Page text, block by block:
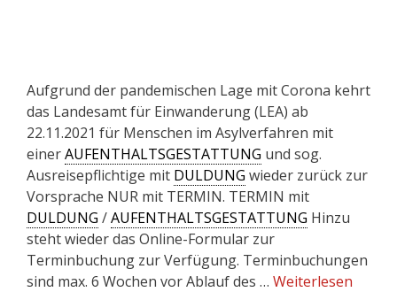
Aufgrund der pandemischen Lage mit Corona kehrt
das Landesamt für Einwanderung (LEA) ab
22.11.2021 für Menschen im Asylverfahren mit
einerAUFENTHALTSGESTATTUNG und sog.
Ausreisepflichtige mit DULDUNG wieder zurück zur
Vorsprache NUR mit TERMIN. TERMIN mit
DULDUNG /AUFENTHALTSGESTATTUNG Hinzu
steht wieder das Online-Formular zur
Terminbuchung zur Verfügung. Terminbuchungen
sind max. 6 Wochen vor Ablauf des … Weiterlesen